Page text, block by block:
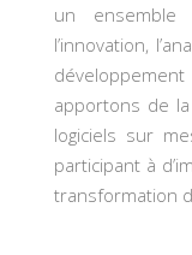
un ensemble
l’innovation,
apportons de
logiciels sur
participant à
transformation